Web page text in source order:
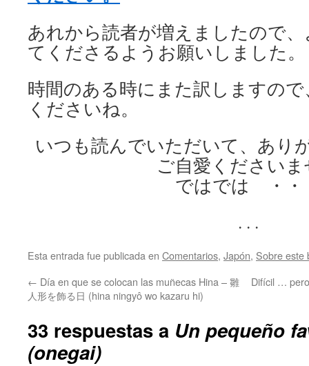
あれから読者が増えましたので
てくださるようお願いしました。
時間のある時にまた訳しますの
くださいね。
いつも読んでいただいて、あり
ご自愛くださいま
ではでは ・・
. . .
Esta entrada fue publicada en Comentarios, Japón, Sobre este
← Día en que se colocan las muñecas Hina – 雛
人形を飾る日 (hina ningyô wo kazaru hi)
Difícil …
33 respuestas a Un pequeño
(onegai)